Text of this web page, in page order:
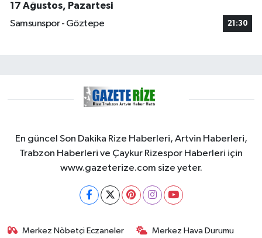
17 Ağustos, Pazartesi
Samsunspor - Göztepe
21:30
En güncel Son Dakika Rize Haberleri, Artvin Haberleri,
Trabzon Haberleri ve Çaykur Rizespor Haberleri için
www.gazeterize.com size yeter.
Merkez Nöbetçi Eczaneler Merkez Hava Durumu